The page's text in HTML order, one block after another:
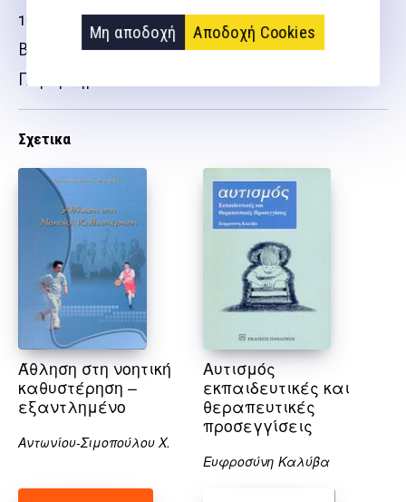
Μη αποδοχή Αποδοχή Cookies
10. Koιτάζοντας το μέλλον
Βιβλιογραφία
Παράρτημα
Σχετικα
Άθληση στη νοητική
καθυστέρηση –
εξαντλημένο
Αντωνίου-Σιμοπούλου Χ.
Αυτισμός
εκπαιδευτικές και
θεραπευτικές
προσεγγίσεις
Ευφροσύνη Καλύβα